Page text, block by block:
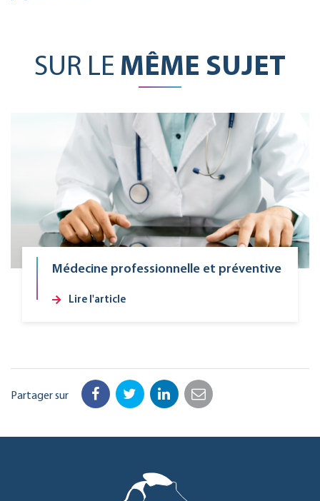
SUR LE MÊME SUJET
Médecine professionnelle et préventive
Lire l'article
Partager sur Facebook
TwitterLinkedIn
Email